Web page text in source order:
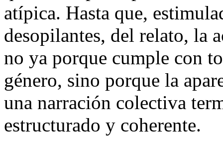
atípica. Hasta que,
desopilantes, del relato, la
no ya porque cumple con
género, sino porque la
una narración colectiva
estructurado y coherente.